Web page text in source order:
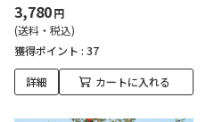
3,780円
(送料・税込)
獲得ポイント : 37
詳細 カートに入れる